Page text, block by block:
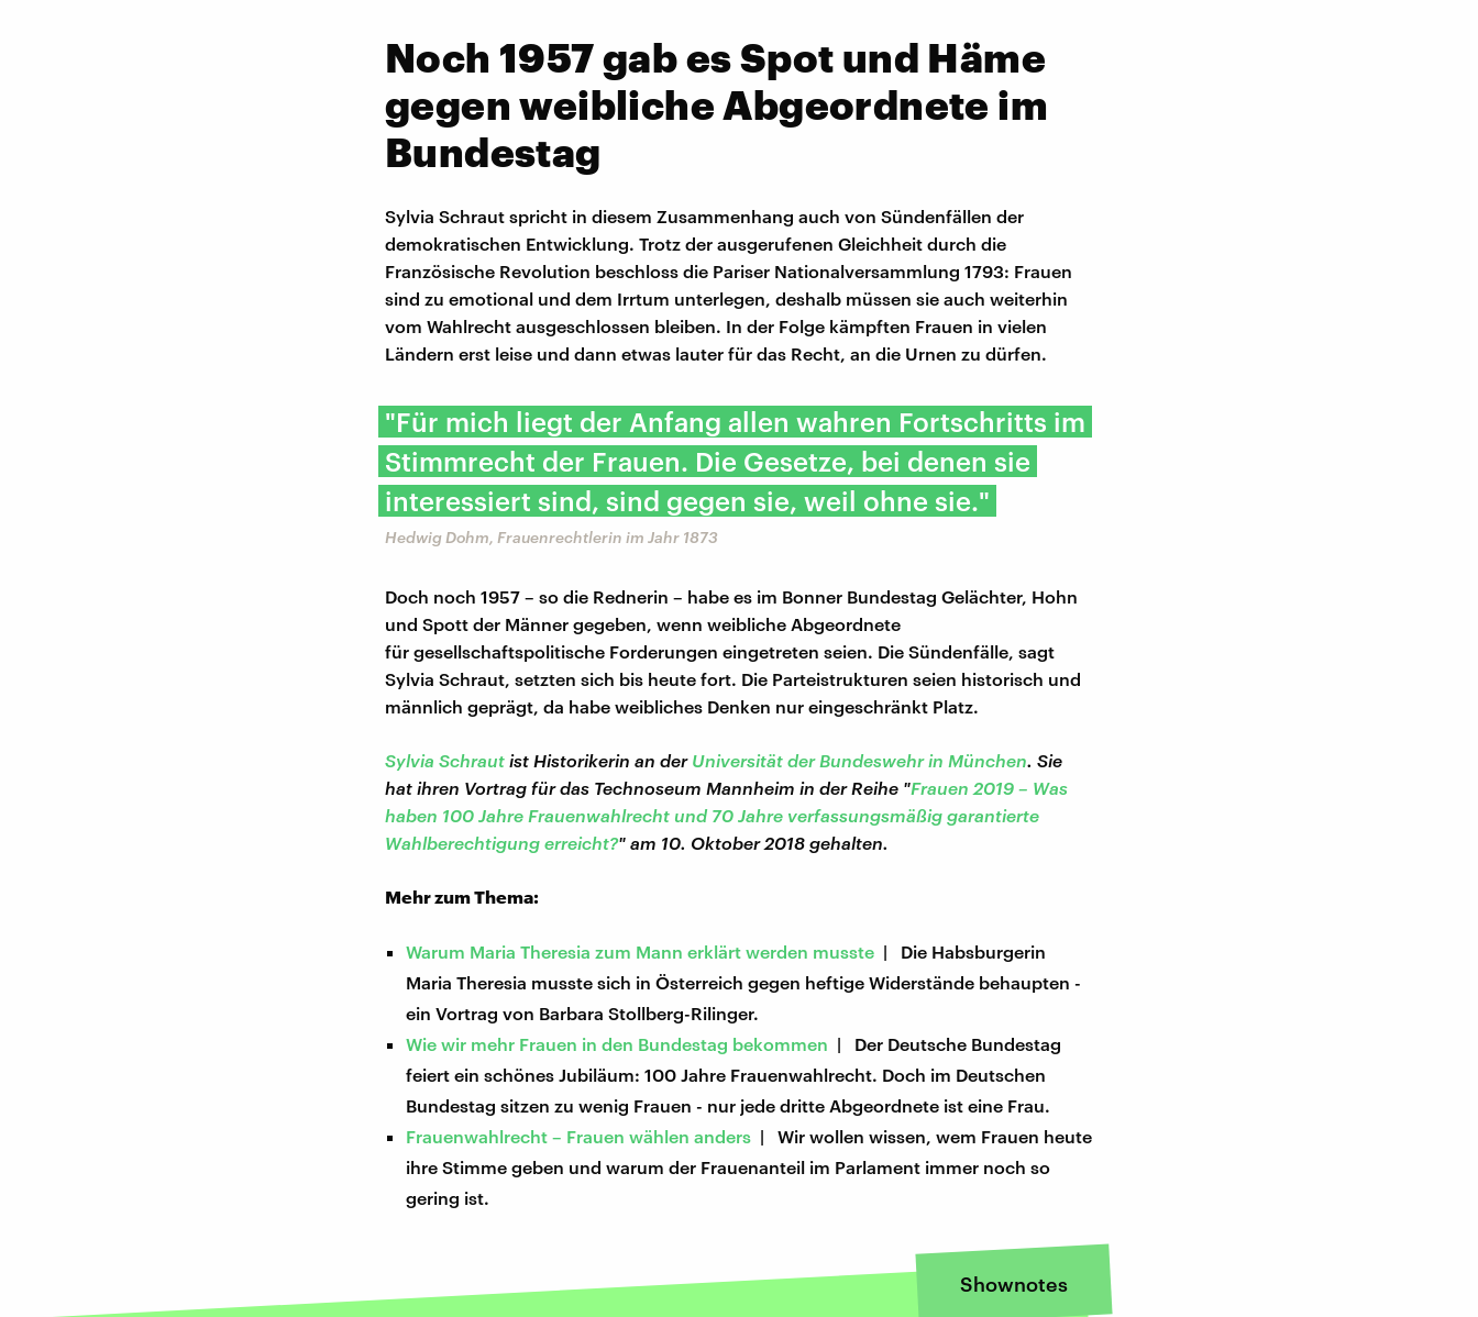
Noch 1957 gab es Spot und Häme
gegen weibliche Abgeordnete im
Bundestag
Sylvia Schraut spricht in diesem Zusammenhang auch von Sündenfällen der
demokratischen Entwicklung. Trotz der ausgerufenen Gleichheit durch die
Französische Revolution beschloss die Pariser Nationalversammlung 1793: Frauen
sind zu emotional und dem Irrtum unterlegen, deshalb müssen sie auch weiterhin
vom Wahlrecht ausgeschlossen bleiben. In der Folge kämpften Frauen in vielen
Ländern erst leise und dann etwas lauter für das Recht, an die Urnen zu dürfen.
"Für mich liegt der Anfang allen wahren Fortschritts im
Stimmrecht der Frauen. Die Gesetze, bei denen sie
interessiert sind, sind gegen sie, weil ohne sie."
Hedwig Dohm, Frauenrechtlerin im Jahr 1873
Doch noch 1957 – so die Rednerin – habe es im Bonner Bundestag Gelächter, Hohn
und Spott der Männer gegeben, wenn weibliche Abgeordnete
für gesellschaftspolitische Forderungen eingetreten seien. Die Sündenfälle, sagt
Sylvia Schraut, setzten sich bis heute fort. Die Parteistrukturen seien historisch und
männlich geprägt, da habe weibliches Denken nur eingeschränkt Platz.
Sylvia Schraut ist Historikerin an der Universität der Bundeswehr in München. Sie
hat ihren Vortrag für das Technoseum Mannheim in der Reihe "Frauen 2019 – Was
haben 100 Jahre Frauenwahlrecht und 70 Jahre verfassungsmäßig garantierte
Wahlberechtigung erreicht?" am 10. Oktober 2018 gehalten.
Mehr zum Thema:
Warum Maria Theresia zum Mann erklärt werden musste | Die Habsburgerin
Maria Theresia musste sich in Österreich gegen heftige Widerstände behaupten -
ein Vortrag von Barbara Stollberg-Rilinger.
Wie wir mehr Frauen in den Bundestag bekommen | Der Deutsche Bundestag
feiert ein schönes Jubiläum: 100 Jahre Frauenwahlrecht. Doch im Deutschen
Bundestag sitzen zu wenig Frauen - nur jede dritte Abgeordnete ist eine Frau.
Frauenwahlrecht – Frauen wählen anders | Wir wollen wissen, wem Frauen heute
ihre Stimme geben und warum der Frauenanteil im Parlament immer noch so
gering ist.
Shownotes